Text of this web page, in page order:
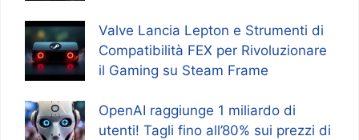
Valve Lancia Lepton e Strumenti di
Compatibilità FEX per Rivoluzionare
il Gaming su Steam Frame
OpenAI raggiunge 1 miliardo di
utenti! Tagli fino all’80% sui prezzi di